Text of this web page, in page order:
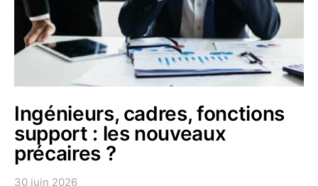
Ingénieurs, cadres, fonctions
support : les nouveaux
précaires ?
30 juin 2026